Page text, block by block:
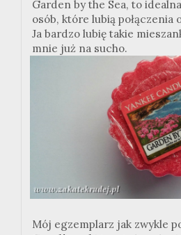
Garden by the Sea, to
osób, które lubią połączenia
Ja bardzo lubię takie
mnie już na sucho.
Mój egzemplarz jak zwykle